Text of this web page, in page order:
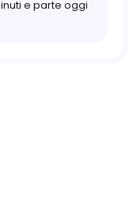
e parte oggi